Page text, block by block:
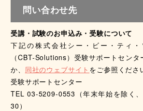
問い合わせ先
受講・試験のお申込み・受験について
下記の株式会社シー・ビー・ティ
（CBT-Solutions）受験サポートセンタ
か、 同社のウェブサイト をご参照くださ
受験サポートセンター
TEL 03-5209-0553（年末年始を除く
30）